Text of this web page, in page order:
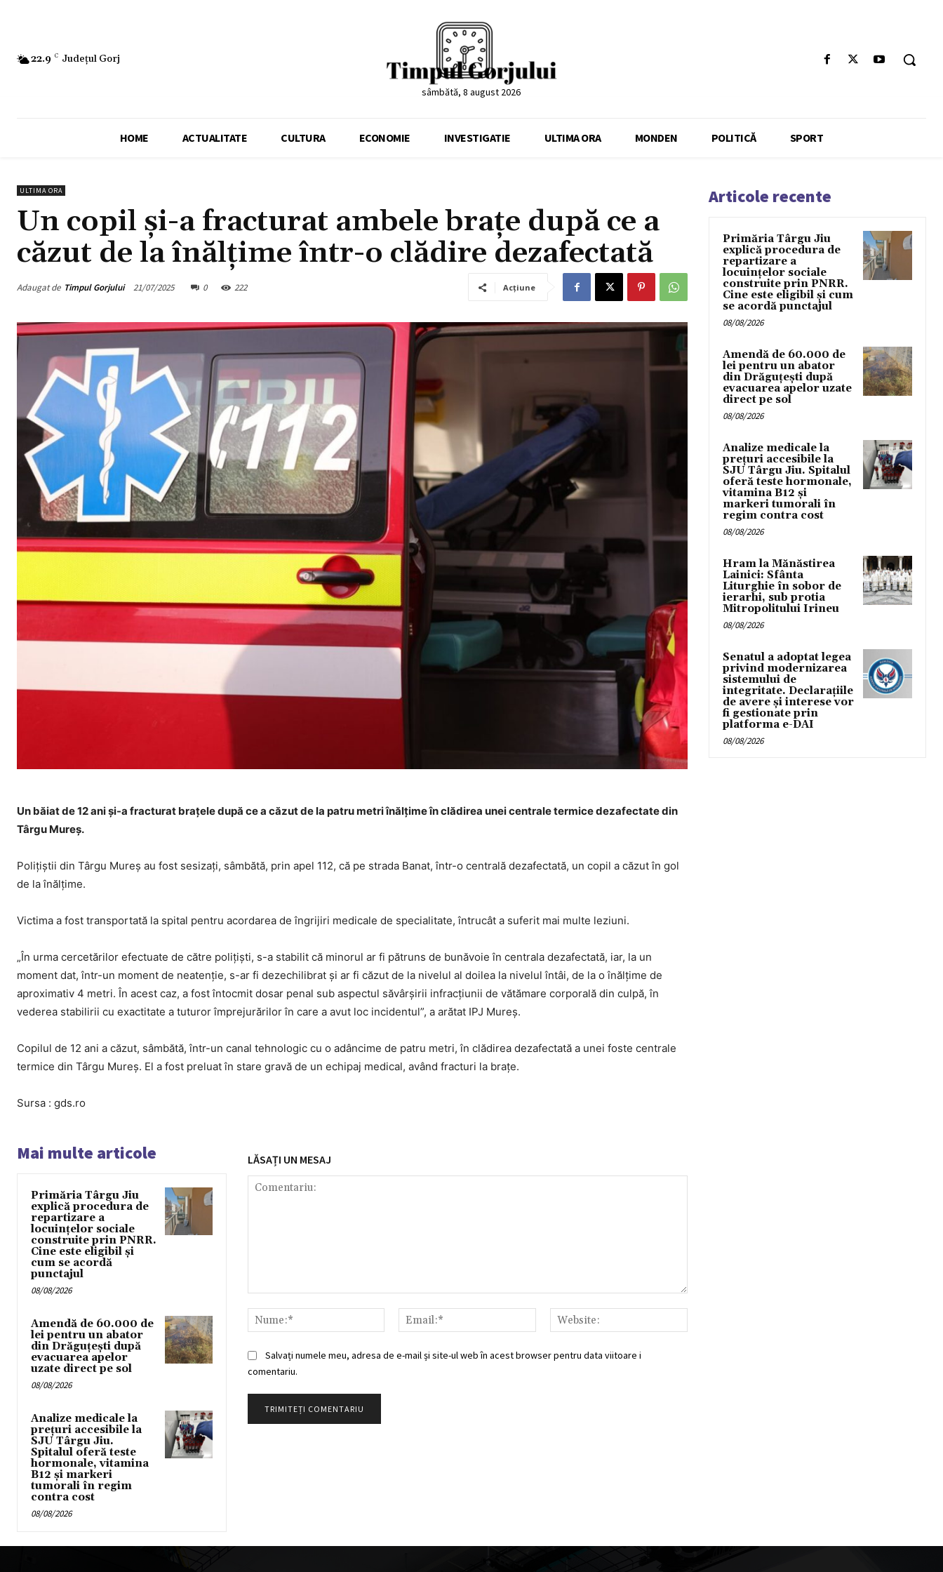
22.9 C Județul Gorj
sâmbătă, 8 august 2026
HOME ACTUALITATE CULTURA ECONOMIE INVESTIGATIE ULTIMA ORA MONDEN POLITICĂ SPORT
ULTIMA ORA
Un copil şi-a fracturat ambele braţe după ce a
căzut de la înălţime într-o clădire dezafectată
Adaugat de Timpul Gorjului 21/07/2025 0 222 Acțiune
Un băiat de 12 ani şi-a fracturat braţele după ce a căzut de la patru metri înălţime în clădirea unei centrale termice dezafectate din
Târgu Mureş.
Poliţiştii din Târgu Mureş au fost sesizaţi, sâmbătă, prin apel 112, că pe strada Banat, într-o centrală dezafectată, un copil a căzut în gol
de la înălţime.
Victima a fost transportată la spital pentru acordarea de îngrijiri medicale de specialitate, întrucât a suferit mai multe leziuni.
„În urma cercetărilor efectuate de către poliţişti, s-a stabilit că minorul ar fi pătruns de bunăvoie în centrala dezafectată, iar, la un
moment dat, într-un moment de neatenţie, s-ar fi dezechilibrat şi ar fi căzut de la nivelul al doilea la nivelul întâi, de la o înălţime de
aproximativ 4 metri. În acest caz, a fost întocmit dosar penal sub aspectul săvârşirii infracţiunii de vătămare corporală din culpă, în
vederea stabilirii cu exactitate a tuturor împrejurărilor în care a avut loc incidentul”, a arătat IPJ Mureş.
Copilul de 12 ani a căzut, sâmbătă, într-un canal tehnologic cu o adâncime de patru metri, în clădirea dezafectată a unei foste centrale
termice din Târgu Mureş. El a fost preluat în stare gravă de un echipaj medical, având fracturi la braţe.
Sursa : gds.ro
Mai multe articole
Primăria Târgu Jiu
explică procedura de
repartizare a
locuințelor sociale
construite prin PNRR.
Cine este eligibil și
cum se acordă
punctajul
08/08/2026
Amendă de 60.000 de
lei pentru un abator
din Drăguțești după
evacuarea apelor
uzate direct pe sol
08/08/2026
Analize medicale la
prețuri accesibile la
SJU Târgu Jiu.
Spitalul oferă teste
hormonale, vitamina
B12 și markeri
tumorali în regim
contra cost
08/08/2026
LĂSAȚI UN MESAJ
Nume:*
Email:*
Salvați numele meu, adresa de e-mail și site-ul web în acest browser pentru data viitoare i
comentariu.
Articole recente
Primăria Târgu Jiu
explică procedura de
repartizare a
locuințelor sociale
construite prin PNRR.
Cine este eligibil și cum
se acordă punctajul
08/08/2026
Amendă de 60.000 de
lei pentru un abator
din Drăguțești după
evacuarea apelor uzate
direct pe sol
08/08/2026
Analize medicale la
prețuri accesibile la
SJU Târgu Jiu. Spitalul
oferă teste hormonale,
vitamina B12 și
markeri tumorali în
regim contra cost
08/08/2026
Hram la Mănăstirea
Lainici: Sfânta
Liturghie în sobor de
ierarhi, sub protia
Mitropolitului Irineu
08/08/2026
Senatul a adoptat legea
privind modernizarea
sistemului de
integritate. Declarațiile
de avere și interese vor
fi gestionate prin
platforma e-DAI
08/08/2026